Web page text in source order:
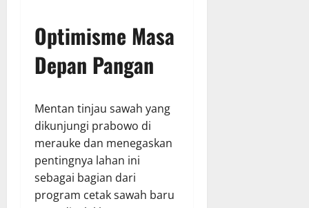
Optimisme Masa
Depan Pangan
Mentan tinjau sawah yang
dikunjungi prabowo di
merauke dan menegaskan
pentingnya lahan ini
sebagai bagian dari
program cetak sawah baru